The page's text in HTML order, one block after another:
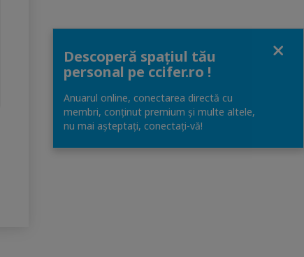
Descoperă spațiul tău
personal pe ccifer.ro !
Anuarul online, conectarea directă cu
membri, conținut premium și multe altele,
nu mai așteptați, conectaţi-vă!